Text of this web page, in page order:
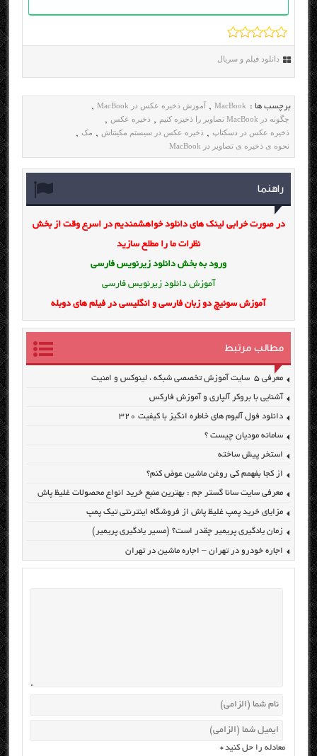
دانلود فیلم و سریال
برچسب ها : MacBook
, آموزش ذخیره عکس در MacBook ,
چگونه در MacBook تصاویر را ذخیره کنیم , ذخیره عکس ,
ذخیره عکس در دسکتاپ , ذخیره عکس در سیستم مکینتاش , مک ,
نحوه ی ذخیره ی تصاویر در MacBook
راهنما
در صورت خرابی لینک های دانلود خواهشمندیم در اسرع وقت از بخش
نظرات ما را مطلع سازید
ورود به بخش دانلود زیرنویس فارسی
آموزش دانلود زیرنویس فارسی
آموزش سوئیچ دو زبان فارسی و انگلیسی در فیلم های دوبله
مطالب مرتبط
معرفی ۵ سایت آموزش تخصصی شبکه ، لینوکس و امنیت
آشنایی با بروکر آلپاری و آموزش فارکس
دانلود فول آلبوم های خاطره انگیز با کیفیت ۳۲۰
سامانه مودیان چیست ؟
استخر پیش ساخته
از کجا بفهمم کی روغن ماشین عوض کنم؟
معرفی سایت سانا گستر جم : بهترین منبع خرید انواع محصولات غلیظ پاش
مزایای خرید پمپ غلیظ پاش از فروشگاه اینترنتی تیک پمپ
زمان یادگیری پریمیر چقدر است؟ (مسیر یادگیری پریمیر)
اجاره خودرو در تهران – اجاره ماشین در تهران
معادله را حل کنید*